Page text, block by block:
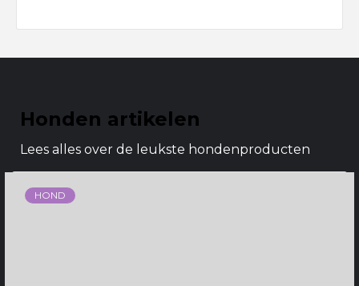
Honden artikelen
Lees alles over de leukste hondenproducten
HOND